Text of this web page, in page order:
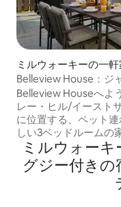
ミルウォーキーの一軒
Belleview House：ジ
台、囲い付きの庭
Belleview Houseへよ
レー・ヒル/イースト
に位置する、ペット
しい3ベッドルームの家です。
庭を改装し、模様替
11月）！ ✔ 露天風呂・ジャグジー - 静か
な時間帯はご利用い
Wi-Fi ✔仕事用スペー
ミルウォー
グジー付きの